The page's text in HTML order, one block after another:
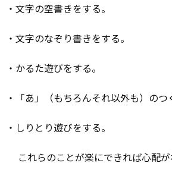
・文字の空書きをする。
・文字のなぞり書きをする。
・かるた遊びをする。
・「あ」（もちろんそれ以外も）のつ
・しりとり遊びをする。
これらのことが楽にできれば心配